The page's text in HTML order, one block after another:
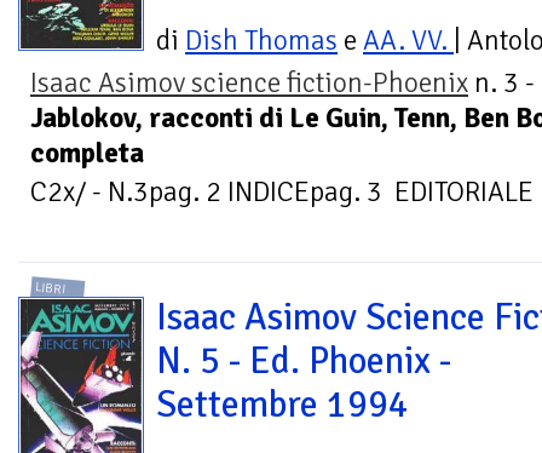
di Dish Thomas e AA. VV. |
Isaac Asimov science fiction-Phoenix n. 3
Jablokov, racconti di Le Guin, Tenn, Ben
completa
C2x/ - N.3pag. 2 INDICEpag. 3
LIBRI
Isaac Asimov Science
N. 5 - Ed. Phoenix -
Settembre 1994